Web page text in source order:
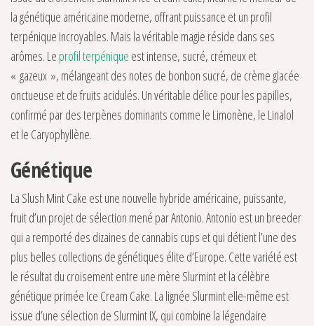
la génétique américaine moderne, offrant puissance et un profil
terpénique incroyables. Mais la véritable magie réside dans ses
arômes. Le profil terpénique est intense, sucré, crémeux et
« gazeux », mélangeant des notes de bonbon sucré, de crème glacée
onctueuse et de fruits acidulés. Un véritable délice pour les papilles,
confirmé par des terpènes dominants comme le Limonène, le Linalol
et le Caryophyllène.
Génétique
La Slush Mint Cake est une nouvelle hybride américaine, puissante,
fruit d’un projet de sélection mené par Antonio. Antonio est un breeder
qui a remporté des dizaines de cannabis cups et qui détient l’une des
plus belles collections de génétiques élite d’Europe. Cette variété est
le résultat du croisement entre une mère Slurmint et la célèbre
génétique primée Ice Cream Cake. La lignée Slurmint elle-même est
issue d’une sélection de Slurmint IX, qui combine la légendaire